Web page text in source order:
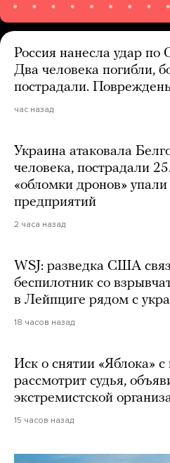
Россия нанесла удар по
Два человека погибли,
пострадали.
час назад
Украина атаковала
человека, пострадали
«обломки дронов»
предприятий
2 часа назад
WSJ: разведка США
беспилотник со
в Лейпциге рядом с
18 часов назад
Иск о снятии «Яблока»
рассмотрит судья,
экстремистской
15 часов назад